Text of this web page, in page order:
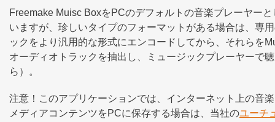
Freemake Muisc BoxをPCのデフォルトの音楽プレーヤー
いますが、珍しいタイプのフォーマットがある場合は、専
ックをより汎用的な形式にエンコードしてから、それらを
オーディオトラックを抽出し、ミュージックプレーヤーで
ら）。
注意！このアプリケーションでは、インターネット上の音
メディアコンテンツをPCに保存する場合は、当社のユーチ